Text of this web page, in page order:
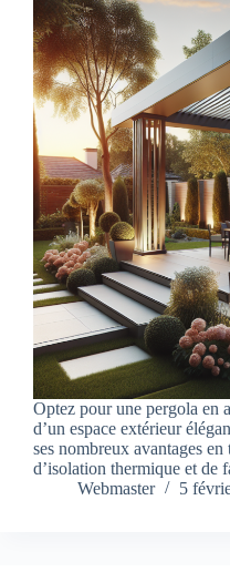
Optez pour une pergola en
d’un espace extérieur
ses nombreux avantages en
d’isolation thermique et de
Webmaster
5